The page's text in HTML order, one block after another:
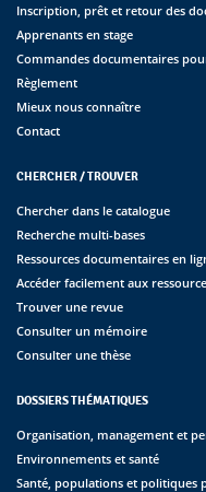
Inscription, prêt et retour des
Apprenants en stage
Commandes documentaires
Règlement
Mieux nous connaître
Contact
CHERCHER / TROUVER
Chercher dans le catalogue
Recherche multi-bases
Ressources documentaires en
Accéder facilement aux
Trouver une revue
Consulter un mémoire
Consulter une thèse
DOSSIERS THÉMATIQUES
Organisation, management et
Environnements et santé
Santé, populations et politiques